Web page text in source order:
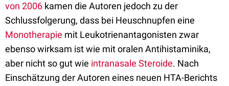
von 2006 kamen die Autoren jedoch zu der
Schlussfolgerung, dass bei Heuschnupfen eine
Monotherapie mit Leukotrienantagonisten zwar
ebenso wirksam ist wie mit oralen Antihistaminika,
aber nicht so gut wie intranasale Steroide. Nach
Einschätzung der Autoren eines neuen HTA-Berichts